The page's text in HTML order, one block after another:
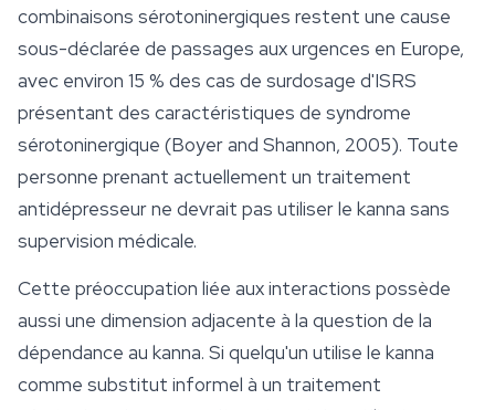
combinaisons sérotoninergiques restent une cause
sous-déclarée de passages aux urgences en Europe,
avec environ 15 % des cas de surdosage d'ISRS
présentant des caractéristiques de syndrome
sérotoninergique (Boyer and Shannon, 2005). Toute
personne prenant actuellement un traitement
antidépresseur ne devrait pas utiliser le kanna sans
supervision médicale.
Cette préoccupation liée aux interactions possède
aussi une dimension adjacente à la question de la
dépendance au kanna. Si quelqu'un utilise le kanna
comme substitut informel à un traitement